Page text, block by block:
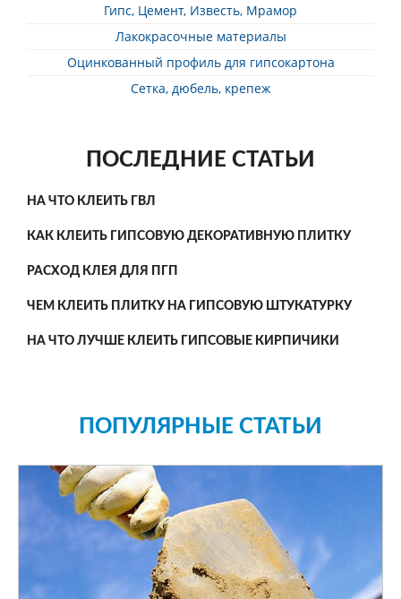
Гипс, Цемент, Известь, Мрамор
Лакокрасочные материалы
Оцинкованный профиль для гипсокартона
Сетка, дюбель, крепеж
ПОСЛЕДНИЕ СТАТЬИ
НА ЧТО КЛЕИТЬ ГВЛ
КАК КЛЕИТЬ ГИПСОВУЮ ДЕКОРАТИВНУЮ ПЛИТКУ
РАСХОД КЛЕЯ ДЛЯ ПГП
ЧЕМ КЛЕИТЬ ПЛИТКУ НА ГИПСОВУЮ ШТУКАТУРКУ
НА ЧТО ЛУЧШЕ КЛЕИТЬ ГИПСОВЫЕ КИРПИЧИКИ
ПОПУЛЯРНЫЕ СТАТЬИ